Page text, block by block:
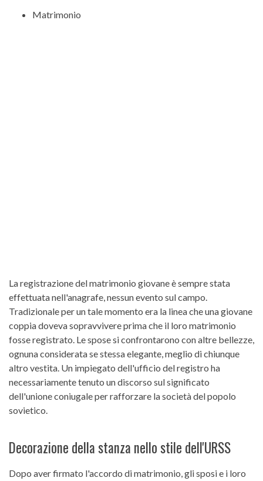
Matrimonio
La registrazione del matrimonio giovane è sempre stata
effettuata nell'anagrafe, nessun evento sul campo.
Tradizionale per un tale momento era la linea che una giovane
coppia doveva sopravvivere prima che il loro matrimonio
fosse registrato. Le spose si confrontarono con altre bellezze,
ognuna considerata se stessa elegante, meglio di chiunque
altro vestita. Un impiegato dell'ufficio del registro ha
necessariamente tenuto un discorso sul significato
dell'unione coniugale per rafforzare la società del popolo
sovietico.
Decorazione della stanza nello stile dell'URSS
Dopo aver firmato l'accordo di matrimonio, gli sposi e i loro